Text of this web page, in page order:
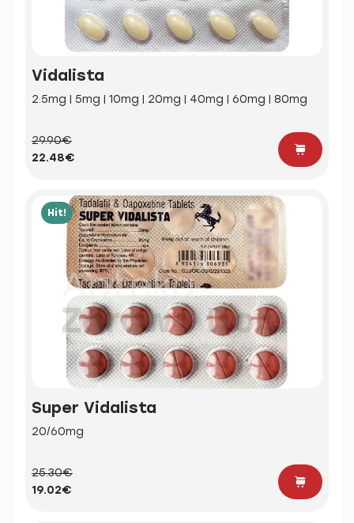
Vidalista
2.5mg | 5mg | 10mg | 20mg | 40mg | 60mg | 80mg
29.90€
22.48€
Hit!
Super Vidalista
20/60mg
25.30€
19.02€